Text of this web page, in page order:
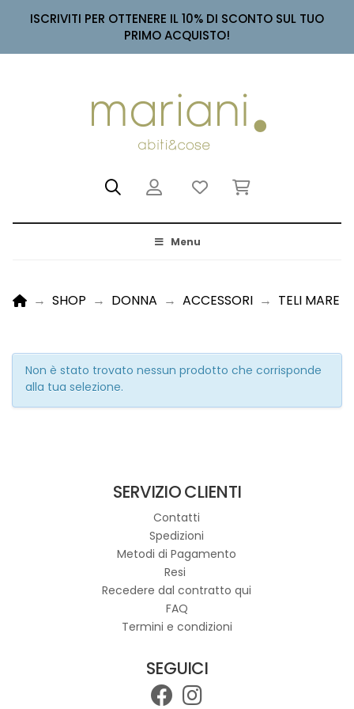
ISCRIVITI PER OTTENERE IL 10% DI SCONTO SUL TUO
PRIMO ACQUISTO!
Menu
HOME
→ SHOP → DONNA → ACCESSORI → TELI MARE
Non è stato trovato nessun prodotto che corrisponde
alla tua selezione.
SERVIZIO CLIENTI
Contatti
Spedizioni
Metodi di Pagamento
Resi
Recedere dal contratto qui
FAQ
Termini e condizioni
SEGUICI